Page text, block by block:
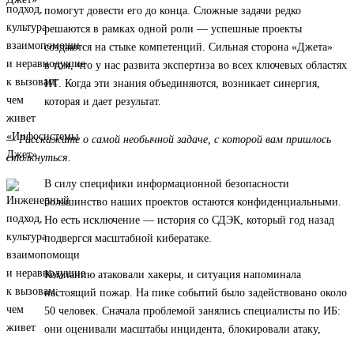
помогут довести его до конца. Сложные задачи редко
решаются в рамках одной роли — успешные проекты
создаются на стыке компетенций. Сильная сторона «Джета»
в том, что у нас развита экспертиза во всех ключевых областях
ИТ. Когда эти знания объединяются, возникает синергия,
которая и дает результат.
— Расскажите о самой необычной задаче, с которой вам пришлось
столкнуться.
В силу специфики информационной безопасности
большинство наших проектов остаются конфиденциальными.
Но есть исключение — история со СДЭК, который год назад
подвергся масштабной кибератаке.
Компанию атаковали хакеры, и ситуация напоминала
настоящий пожар. На пике событий было задействовано около
50 человек. Сначала проблемой занялись специалисты по ИБ:
они оценивали масштабы инцидента, блокировали атаку,